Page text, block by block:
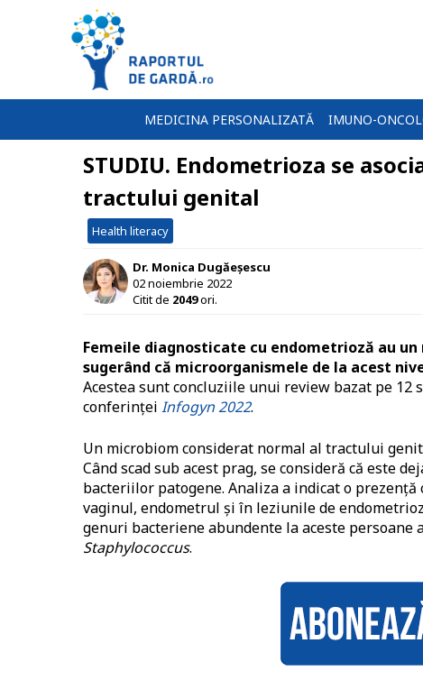
MEDICINA PERSONALIZATĂ IMUNO-
STUDIU. Endometrioza se
tractului genital
Health literacy
Dr. Monica Dugăeșescu
02 noiembrie 2022
Citit de 2049ori.
Femeile diagnosticate cu endometrioză au
sugerând că microorganismele de la acest
Acestea sunt concluziile unui review bazat pe
conferinţei Infogyn 2022.
Un microbiom considerat normal al tractului
Când scad sub acest prag, se consideră că este
bacteriilor patogene. Analiza a indicat o
vaginul, endometrul şi în leziunile de
genuri bacteriene abundente la aceste persoane
Staphylococcus.